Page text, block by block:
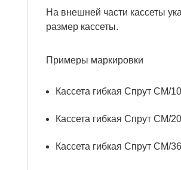
На внешней части кассеты
размер кассеты.
Примеры маркировки
Кассета гибкая Спрут СМ/
Кассета гибкая Спрут СМ/
Кассета гибкая Спрут СМ/